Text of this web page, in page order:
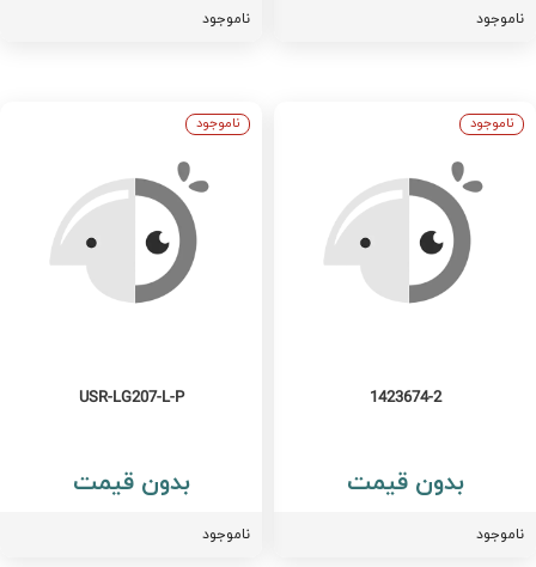
ناموجود
1423674-2
بدون قیمت
ناموجود
USR-LG207-L-P
بدون قیمت
ناموجود
ناموجود